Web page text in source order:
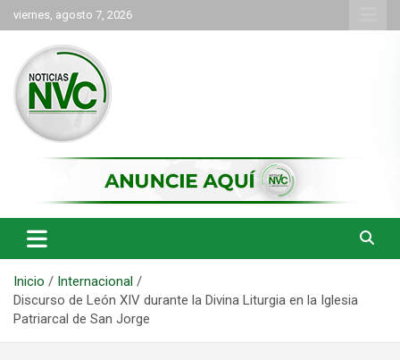
Saltar
al
contenido
viernes, agosto 7, 2026
NVC Noticias
Inicio
Internacional
Discurso de León XIV durante la Divina Liturgia en la Iglesia
Patriarcal de San Jorge